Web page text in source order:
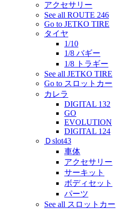
アクセサリー
See all ROUTE 246
Go to JETKO TIRE
タイヤ
1/10
1/8 バギー
1/8 トラギー
See all JETKO TIRE
Go to スロットカー
カレラ
DIGITAL 132
GO
EVOLUTION
DIGITAL 124
Ｄslot43
車体
アクセサリー
サーキット
ボディセット
パーツ
See all スロットカー